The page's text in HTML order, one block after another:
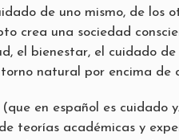
de uno mismo, de los
crea una sociedad
el bienestar, el cuidado de
natural por encima de
(que en español es cuidado
teorías académicas y